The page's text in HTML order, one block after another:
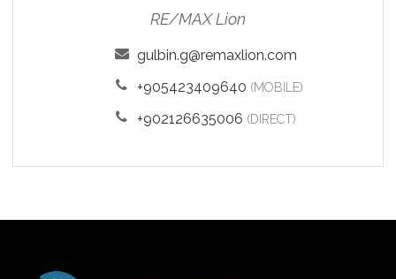
RE/MAX Lion
gulbin.g@remaxlion.com
+905423409640 (MOBILE)
+902126635006 (DIRECT)